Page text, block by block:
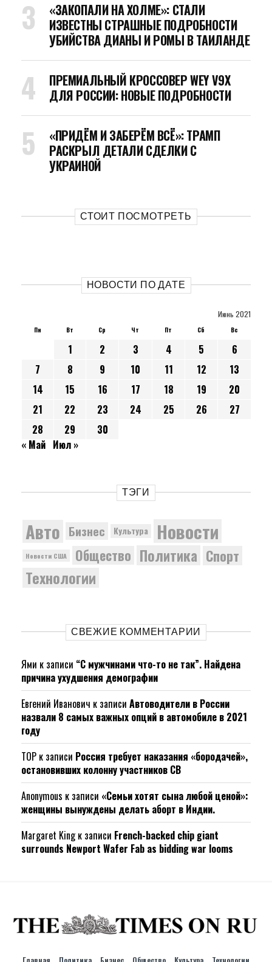
«ЗАКОПАЛИ НА ХОЛМЕ»: СТАЛИ
ИЗВЕСТНЫ СТРАШНЫЕ ПОДРОБНОСТИ
УБИЙСТВА ДИАНЫ И РОМЫ В ТАИЛАНДЕ
ПРЕМИАЛЬНЫЙ КРОССОВЕР WEY V9X
ДЛЯ РОССИИ: НОВЫЕ ПОДРОБНОСТИ
«ПРИДЁМ И ЗАБЕРЁМ ВСЁ»: ТРАМП
РАСКРЫЛ ДЕТАЛИ СДЕЛКИ С
УКРАИНОЙ
СТОИТ ПОСМОТРЕТЬ
НОВОСТИ ПО ДАТЕ
Июнь 2021
Пн Вт Ср Чт Пт Сб Вс
1 2 3 4 5
6
7
8 9 10 11 12
13
14
15 16 17 18 19
20
21
22 23 24 25 26
27
28
29
30
« Май Июл »
ТЭГИ
Авто Бизнес Культура Новости
Новости США Общество Политика Спорт
Технологии
СВЕЖИЕ КОММЕНТАРИИ
Ями к записи “С мужчинами что-то не так”. Найдена
причина ухудшения демографии
Евгений Иванович к записи Автоводители в России
назвали 8 самых важных опций в автомобиле в 2021
году
ТОР к записи Россия требует наказания «бородачей»,
остановивших колонну участников СВ
Anonymous к записи «Семьи хотят сына любой ценой»:
женщины вынуждены делать аборт в Индии.
Margaret Kingк записи French-backed chip giant
surrounds Newport Wafer Fab as bidding war looms